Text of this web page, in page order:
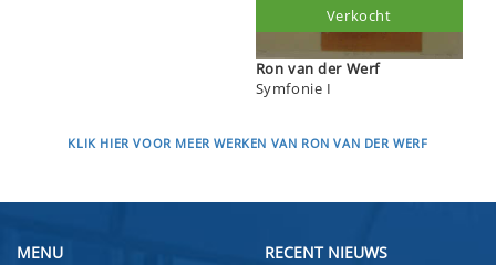
Ron van der Werf
Symfonie I
Verkocht
KLIK HIER VOOR MEER WERKEN VAN RON VAN DER WERF
MENU RECENT NIEUWS